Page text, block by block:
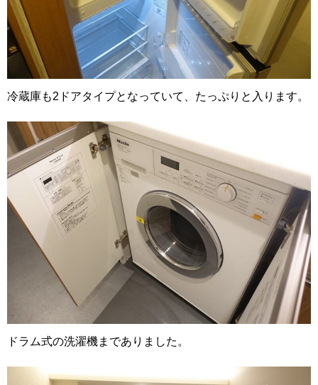
冷蔵庫も2ドアタイプとなっていて、たっぷりと入ります。
ドラム式の洗濯機までありました。